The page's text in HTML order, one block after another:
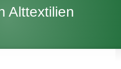
Alttextilien